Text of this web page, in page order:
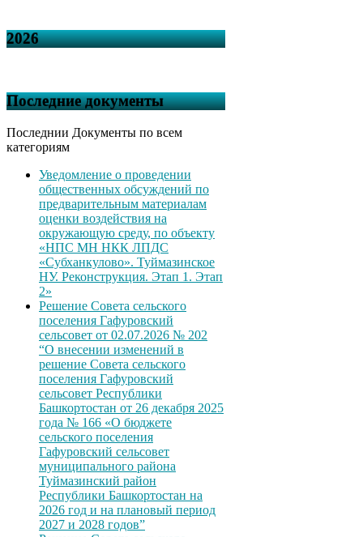
2026
Последние документы
Последнии Документы по всем
категориям
Уведомление о проведении
общественных обсуждений по
предварительным материалам
оценки воздействия на
окружающую среду, по объекту
«НПС МН НКК ЛПДС
«Субханкулово». Туймазинское
НУ. Реконструкция. Этап 1. Этап
2»
Решение Совета сельского
поселения Гафуровский
сельсовет от 02.07.2026 № 202
“О внесении изменений в
решение Совета сельского
поселения Гафуровский
сельсовет Республики
Башкортостан от 26 декабря 2025
года № 166 «О бюджете
сельского поселения
Гафуровский сельсовет
муниципального района
Туймазинский район
Республики Башкортостан на
2026 год и на плановый период
2027 и 2028 годов”